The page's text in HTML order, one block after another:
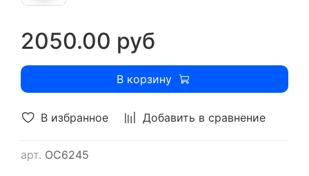
В избранное Добавить в сравнение
арт. ОС6245
2050.00 руб
В корзину